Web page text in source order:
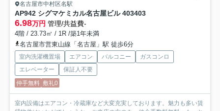
名古屋市中村区名駅
AP942 シグマケミカル名古屋ビル 403403
6.98万円 管理/共益費-
4階 / 23.73㎡ / 1R /築1年未満
名古屋市営東山線「名古屋」駅 徒歩6分
室内洗濯機置場 エアコン バルコニー
ガスコンロ
エレベーター
保証人不要
仲手無料 敷礼0
室内設備はエアコン・冷蔵庫など大変充実しております。魅力も多い賃